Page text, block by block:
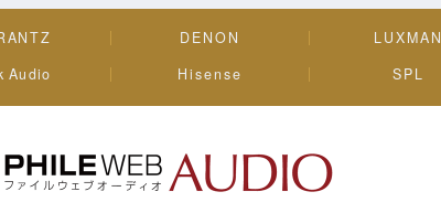
DENON LUXMAN
Audio Hisense SPL
｜AV/オーディオ/ガジェット